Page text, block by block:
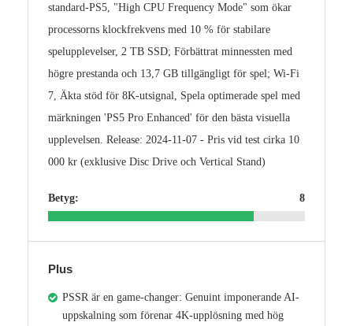
standard-PS5, "High CPU Frequency Mode" som ökar
processorns klockfrekvens med 10 % för stabilare
spelupplevelser, 2 TB SSD; Förbättrat minnessten med
högre prestanda och 13,7 GB tillgängligt för spel; Wi-Fi
7, Äkta stöd för 8K-utsignal, Spela optimerade spel med
märkningen 'PS5 Pro Enhanced' för den bästa visuella
upplevelsen. Release: 2024-11-07 - Pris vid test cirka 10
000 kr (exklusive Disc Drive och Vertical Stand)
Betyg: 8
Plus
PSSR är en game-changer: Genuint imponerande AI-
uppskalning som förenar 4K-upplösning med hög